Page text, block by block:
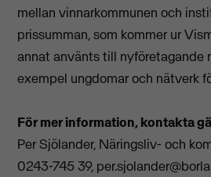
mellan vinnarkommunen och
prissumman, som kommer ur
annat använts till nyföretagande
exempel ungdomar och nätverk
För mer information, kontakta
Per Sjölander, Näringsliv- och
0243-745 39,